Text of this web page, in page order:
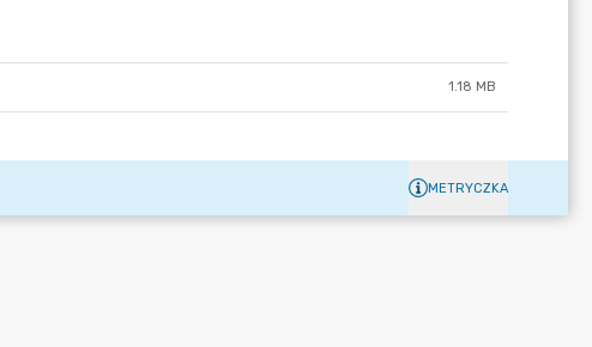
1.18 MB
METRYCZKA